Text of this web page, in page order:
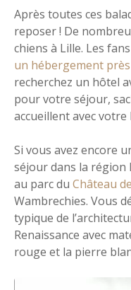
Après toutes ces
reposer ! De
chiens à Lille. Les
un hébergement
recherchez un hôtel
pour votre séjour,
accueillent avec votre
Si vous avez encore
séjour dans la région
au parc du Château
Wambrechies. Vous
typique de
Renaissance avec
rouge et la pierre